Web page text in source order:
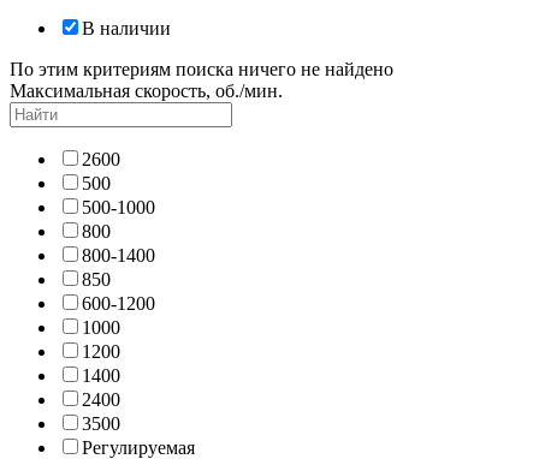
В наличии
По этим критериям поиска ничего не найдено
Максимальная скорость, об./мин.
2600
500
500-1000
800
800-1400
850
600-1200
1000
1200
1400
2400
3500
Регулируемая